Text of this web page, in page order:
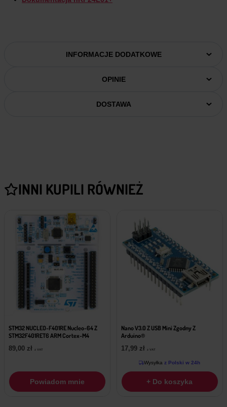
INFORMACJE DODATKOWE
OPINIE
DOSTAWA
INNI KUPILI RÓWNIEŻ
STM32 NUCLEO-F401RE Nucleo-64 Z
STM32F401RET6 ARM Cortex-M4
89,00 zł z VAT
Powiadom mnie
Nano V3.0 Z USB Mini Zgodny Z
Arduino®
17,99 zł z VAT
Wysyłka z Polski w 24h
+ Do koszyka